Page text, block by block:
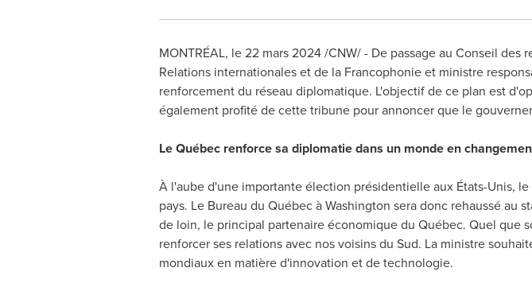
MONTRÉAL, le 22 mars 2024/CNW/ - De passage au Conseil des
Relations internationales et de la Francophonie et ministre
renforcement du réseau diplomatique. L'objectif de ce plan est
également profité de cette tribune pour annoncer que le
Le Québec renforce sa diplomatie dans un monde en
À l'aube d'une importante élection présidentielle aux États-Unis,
pays. Le Bureau du Québec àWashington sera donc rehaussé au
de loin, le principal partenaire économique du Québec. Quel que
renforcer ses relations avec nos voisins du Sud. La ministre
mondiaux en matière d'innovation et de technologie.